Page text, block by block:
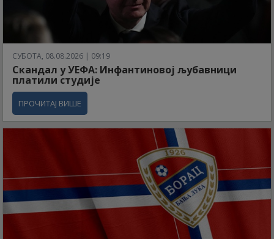
СУБОТА, 08.08.2026 | 09:19
Скандал у УЕФА: Инфантиновој љубавници
платили студије
ПРОЧИТАЈ ВИШЕ